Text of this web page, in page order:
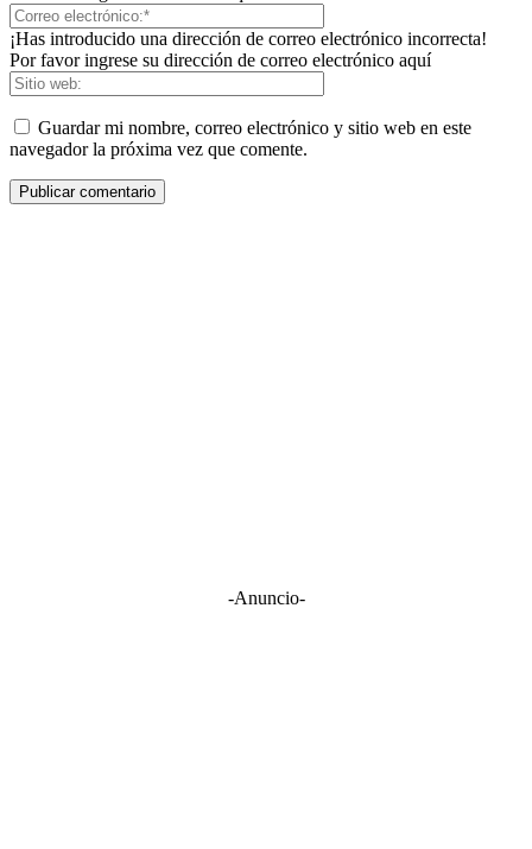
¡Has introducido una dirección de correo electrónico incorrecta!
Por favor ingrese su dirección de correo electrónico aquí
Guardar mi nombre, correo electrónico y sitio web en este
navegador la próxima vez que comente.
-Anuncio-